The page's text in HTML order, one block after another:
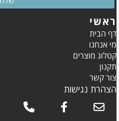
ראשי
דף הבית
מי אנחנו
קטלוג מוצרים
תקנון
צור קשר
הצהרת נגישות